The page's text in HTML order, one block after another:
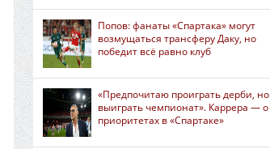
Попов: фанаты «Спартака» могут
возмущаться трансферу Даку, но
победит всё равно клуб
«Предпочитаю проиграть дерби, но
выиграть чемпионат». Каррера — о
приоритетах в «Спартаке»